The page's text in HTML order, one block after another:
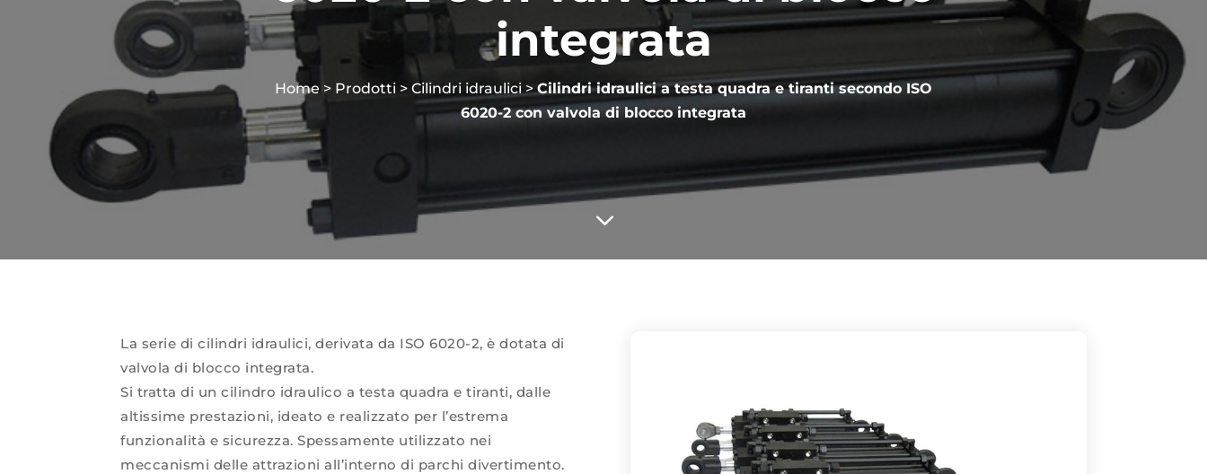
integrata
Home > Prodotti > Cilindri idraulici>Cilindri idraulici a testa quadra e tiranti secondo ISO
6020-2 con valvola di blocco integrata
3
La serie di cilindri idraulici, derivata da ISO 6020-2, è dotata di
valvola di blocco integrata.
Si tratta di un cilindro idraulico a testa quadra e tiranti, dalle
altissime prestazioni, ideato e realizzato per l’estrema
funzionalità e sicurezza. Spessamente utilizzato nei
meccanismi delle attrazioni all’interno di parchi divertimento.